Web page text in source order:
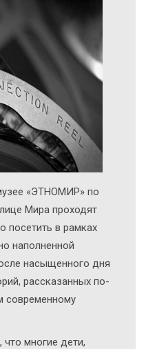
«ЭТНОМИР» по
Мира проходят
посетить в рамках
наполненной
насыщенного дня
рассказанных по-
современному
что многие дети,